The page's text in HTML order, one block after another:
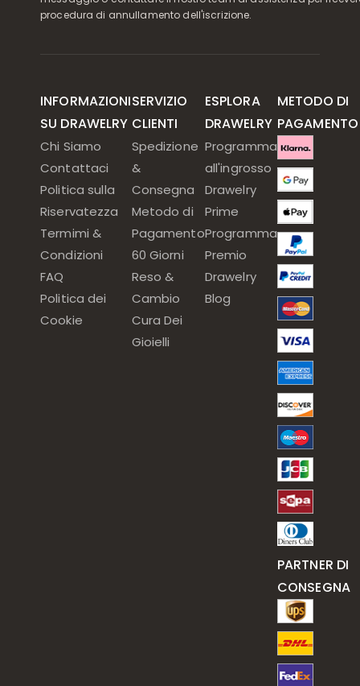
procedura di annullamento dell'iscrizione.
INFORMAZIONI
SU DRAWELRY
Chi Siamo
Contattaci
Politica sulla
Riservatezza
Termimi &
Condizioni
FAQ
Politica dei
Cookie
SERVIZIO
CLIENTI
Spedizione
&
Consegna
Metodo di
Pagamento
60 Giorni
Reso &
Cambio
Cura Dei
Gioielli
ESPLORA
DRAWELRY
Programma
all'ingrosso
Drawelry
Prime
Programma
Premio
Drawelry
Blog
METODO DI
PAGAMENTO
PARTNER DI
CONSEGNA